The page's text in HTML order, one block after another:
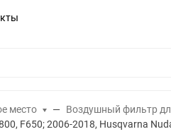
место
Воздушный фильтр
F650; 2006-2018, Husqvarna